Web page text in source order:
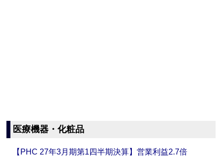
医療機器・化粧品
【PHC 27年3月期第1四半期決算】営業利益2.7倍